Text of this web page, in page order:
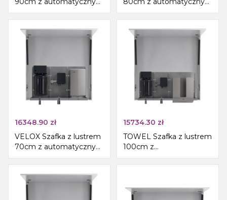
dozownikiem mydła, z
baterią i suszarką do rąk
dozownikiem mydła, z
baterią i suszarką do rąk
16348.90 zł
VELOX Szafka z lustrem
70cm z automatycznym
dozownikiem mydła, z
baterią i suszarką do rąk
15734.30 zł
TOWEL Szafka z lustrem
100cm z
automatycznym
dozownikiem mydła, z
ręczników papierowych